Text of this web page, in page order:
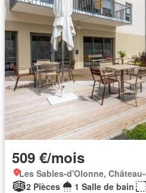
509 €/mois
Les Sables-d'Olonne,
2 Pièces
1 Salle de bain